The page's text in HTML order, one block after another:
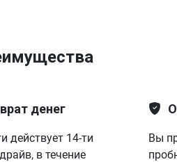
денег
действует 14-ти
в течение
Вы